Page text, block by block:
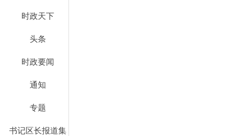
时政天下
头条
时政要闻
通知
专题
书记区长报道集